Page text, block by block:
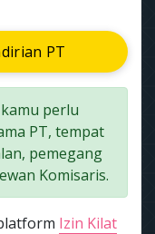
PT
perlu
PT, tempat
pemegang
Komisaris.
Izin Kilat